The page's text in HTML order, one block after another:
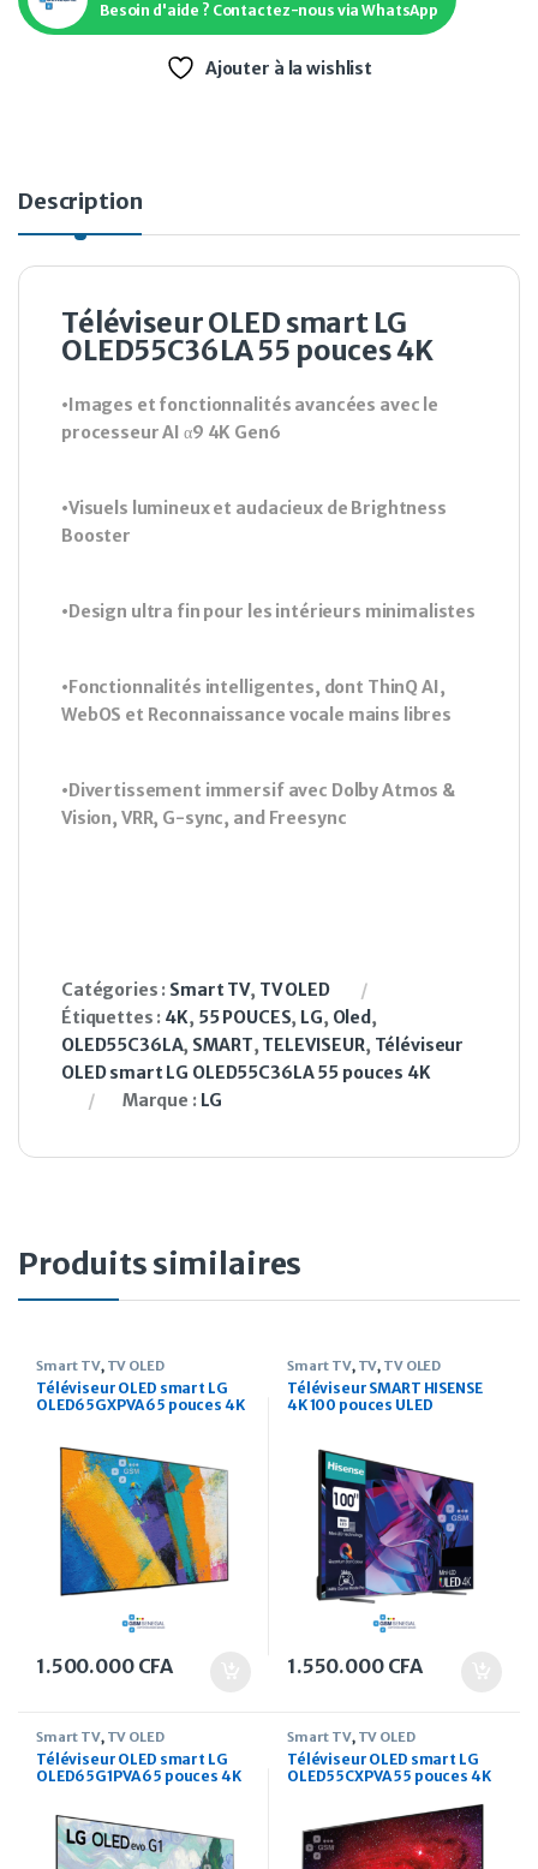
Besoin d'aide ? Contactez-nous via WhatsApp
Ajouter à la wishlist
Description
Téléviseur OLED smart LG
OLED55C36LA 55 pouces 4K
•Images et fonctionnalités avancées avec le
processeur AI α9 4K Gen6
•Visuels lumineux et audacieux de Brightness
Booster
•Design ultra fin pour les intérieurs minimalistes
•Fonctionnalités intelligentes, dont ThinQ AI,
WebOS et Reconnaissance vocale mains libres
•Divertissement immersif avec Dolby Atmos &
Vision, VRR, G-sync, and Freesync
Catégories : Smart TV, TV OLED
Étiquettes : 4K, 55 POUCES, LG, Oled ,
OLED55C36LA, SMART, TELEVISEUR, Téléviseur
OLED smart LG OLED55C36LA 55 pouces 4K
Marque : LG
Produits similaires
Smart TV, TV OLED
Téléviseur OLED smart LG
OLED65GXPVA 65 pouces 4K
1.500.000 CFA
Smart TV, TV, TV OLED
Téléviseur SMART HISENSE
4K 100 pouces ULED
1.550.000 CFA
Smart TV, TV OLED
Téléviseur OLED smart LG
OLED65G1PVA 65 pouces 4K
Smart TV, TV OLED
Téléviseur OLED smart LG
OLED55CXPVA 55 pouces 4K